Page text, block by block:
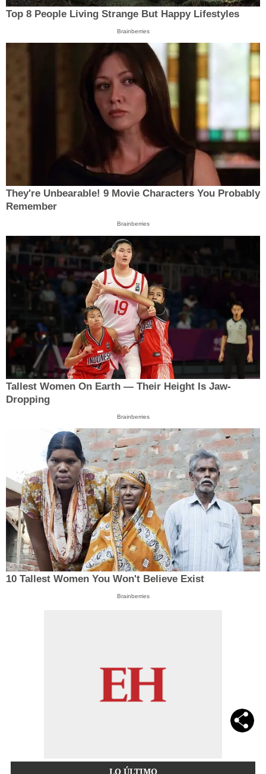
Top 8 People Living Strange But Happy Lifestyles
Brainberries
They're Unbearable! 9 Movie Characters You Probably
Remember
Brainberries
Tallest Women On Earth — Their Height Is Jaw-
Dropping
Brainberries
10 Tallest Women You Won't Believe Exist
Brainberries
LO ÚLTIMO